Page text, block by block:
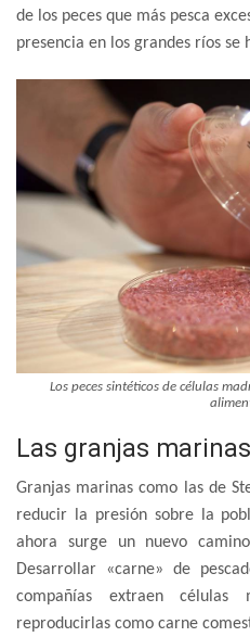
de los peces que más pesca
presencia en los grandes ríos se
Los peces sintéticos de células
Las granjas marinas
Granjas marinas como las de
reducir la presión sobre la
ahora surge un nuevo
Desarrollar «carne» de
compañías extraen
reproducirlas como carne